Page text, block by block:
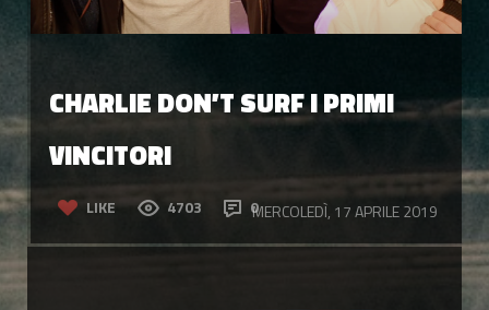
CHARLIE DON’T SURF I PRIMI
VINCITORI
LIKE 4703 0
MERCOLEDÌ, 17 APRILE 2019